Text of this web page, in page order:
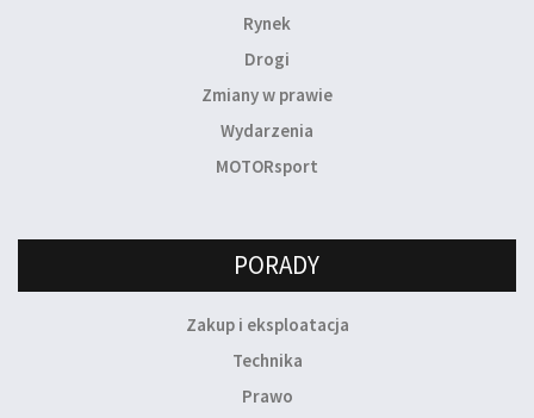
Rynek
Drogi
Zmiany w prawie
Wydarzenia
MOTORsport
PORADY
Zakup i eksploatacja
Technika
Prawo